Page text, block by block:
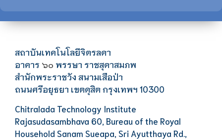
สถาบันเทคโนโลยีจิตรลดา
อาคาร ๖๐ พรรษา ราชสุดาสมภพ
สำนักพระราชวัง สนามเสือป่า
ถนนศรีอยุธยา เขตดุสิต กรุงเทพฯ 10300
Chitralada Technology Institute
Rajasudasambhava 60, Bureau of the Royal
Household Sanam Sueapa, Sri Ayutthaya Rd.,